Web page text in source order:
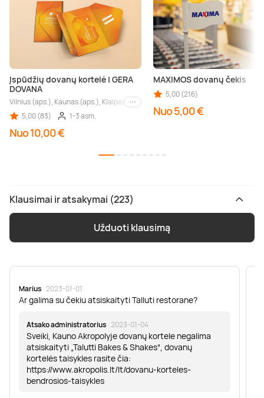
Įspūdžių dovanų kortelė | GERA
DOVANA
Vilnius (aps.), Kaunas (aps.), Klaipėda (aps.), Palanga (aps.), Nida (aps.),
Kiti miestai
5,00 (83)
1-3 asm.
Nuo 10,00 €
MAXIMOS dovanų čekis
5,00 (216)
Nuo 5,00 €
Klausimai ir atsakymai (223)
Užduoti klausimą
Marius · 2023-01-01
Ar galima su čekiu atsiskaityti Talluti restorane?
Atsako administratorius · 2023-01-04
Sveiki, Kauno Akropolyje dovanų kortele negalima
atsiskaityti „Talutti Bakes & Shakes“, dovanų
kortelės taisykles rasite čia:
https://www.akropolis.lt/lt/dovanu-korteles-
bendrosios-taisykles